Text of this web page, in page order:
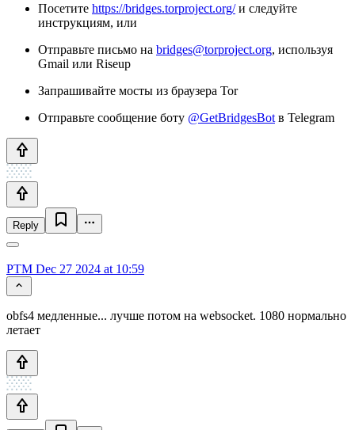
Посетите https://bridges.torproject.org/и следуйте
инструкциям, или
Отправьте письмо на bridges@torproject.org, используя
Gmail или Riseup
Запрашивайте мосты из браузера Tor
Отправьте сообщение боту @GetBridgesBot в Telegram
Reply
PTM Dec 27 2024 at 10:59
obfs4 медленные... лучше потом на websocket. 1080 нормально
летает